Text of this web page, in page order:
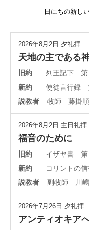
日にちの新し
2026年8月2日 夕礼拝
天地の主である
旧約
列王記下 第
新約
使徒言行録
説教者
牧師 藤掛
2026年8月2日 主日礼拝
福音のために
旧約
イザヤ書 第
新約
コリントの
説教者
副牧師 川
2026年7月26日 夕礼拝
アンティオキア